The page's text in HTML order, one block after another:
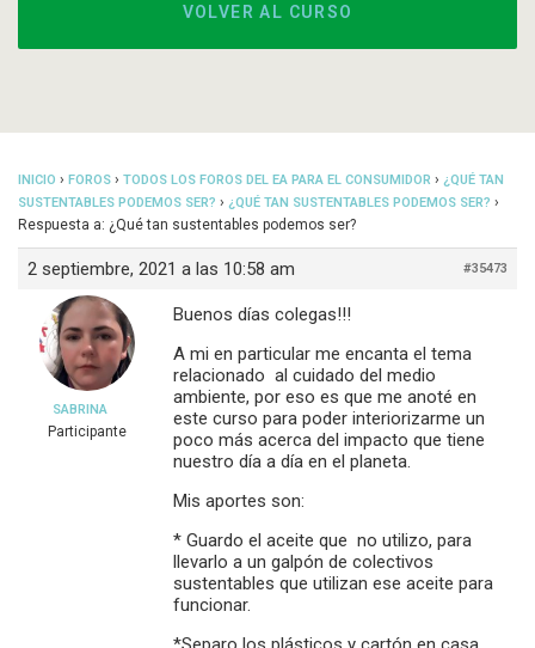
VOLVER AL CURSO
INICIO › FOROS › TODOS LOS FOROS DEL EA PARA EL CONSUMIDOR › ¿QUÉ TAN
SUSTENTABLES PODEMOS SER? › ¿QUÉ TAN SUSTENTABLES PODEMOS SER? ›
Respuesta a: ¿Qué tan sustentables podemos ser?
2 septiembre, 2021 a las 10:58 am #35473
SABRINA
Participante
Buenos días colegas!!!
A mi en particular me encanta el tema
relacionado al cuidado del medio
ambiente, por eso es que me anoté en
este curso para poder interiorizarme un
poco más acerca del impacto que tiene
nuestro día a día en el planeta.
Mis aportes son:
* Guardo el aceite que no utilizo, para
llevarlo a un galpón de colectivos
sustentables que utilizan ese aceite para
funcionar.